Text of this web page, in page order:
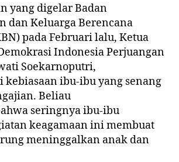
yang digelar Badan
dan Keluarga Berencana
pada Februari lalu, Ketua
Indonesia Perjuangan
Soekarnoputri,
kebiasaan ibu-ibu yang senang
Beliau
seringnya ibu-ibu
keagamaan ini membuat
meninggalkan anak dan